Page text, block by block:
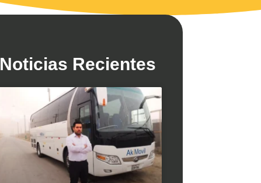
Noticias Recientes